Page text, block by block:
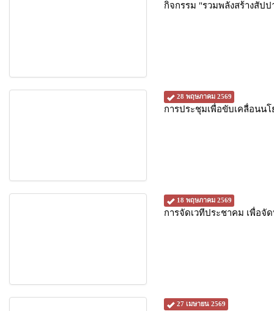
กิจกรรม "รวมพลังสร้างสัป
28 พฤษภาคม 2569
การประชุมเพื่อขับเคลื่อนน
18 พฤษภาคม 2569
การจัดเวทีประชาคม เพื่อ
27 เมษายน 2569